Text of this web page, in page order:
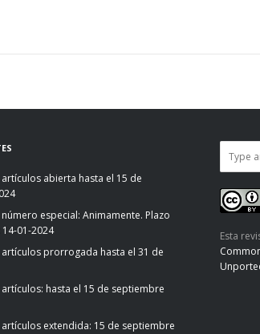
abierta hasta el 15 de
especial: Animamente. Plazo
01-2024
prorrogada hasta el 31 de
hasta el 15 de septiembre
extendida: 15 de septiembre
Esta